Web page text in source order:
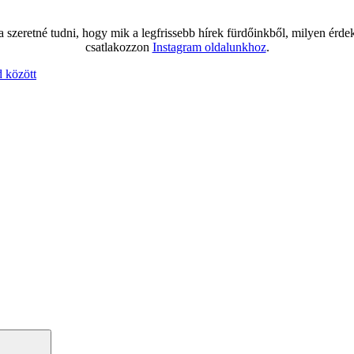
tudni, hogy mik a legfrissebb hírek fürdőinkből, milyen
csatlakozzon Instagram oldalunkhoz.
között